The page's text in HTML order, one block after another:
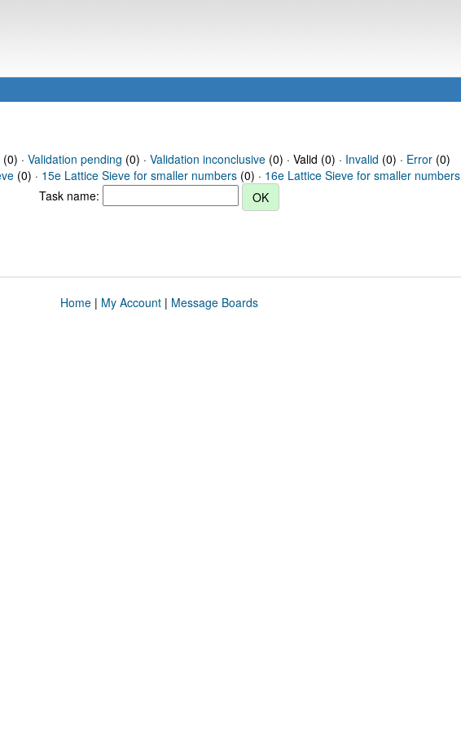
(0) · Validation pending (0) · Validation inconclusive(0) · Valid (0) · Invalid (0) · Error(0)
(0) · 15e Lattice Sieve for smaller numbers (0) · 16e Lattice Sieve for smaller numbers
Task name:
Home| My Account| Message Boards